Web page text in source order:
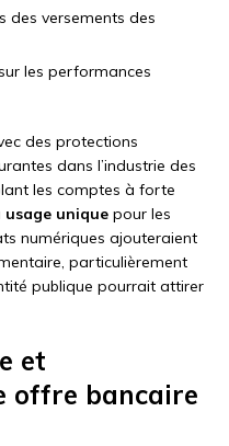
des versements des
les performances
des protections
dans l’industrie des
les comptes à forte
unique pour les
numériques ajouteraient
particulièrement
publique pourrait attirer
et
offre bancaire